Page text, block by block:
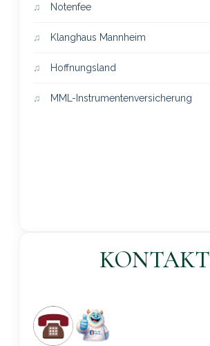
Notenfee
Klanghaus Mannheim
Hoffnungsland
MML-Instrumentenversicherung
KONTAKT